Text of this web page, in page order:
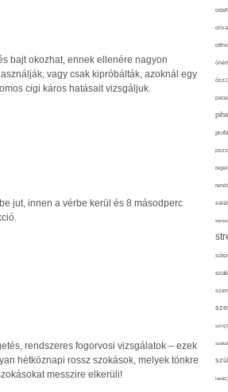
bajt okozhat, ennek ellenére nagyon
vagy csak kipróbálták, azoknál egy
cigi káros hatásait vizsgáljuk.
jut, innen a vérbe kerül és 8 másodperc
rendszeres fogorvosi vizsgálatok – ezek
hétköznapi rossz szokások, melyek tönkre
messzire elkerüli!